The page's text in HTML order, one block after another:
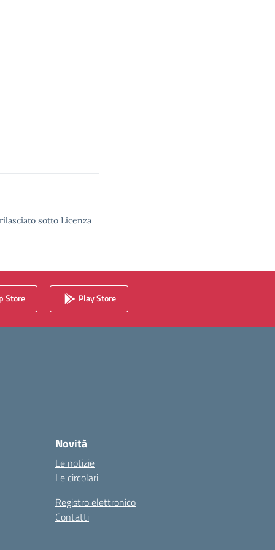
sotto Licenza
Store Play Store
Novità
Le notizie
Le circolari
Registro elettronico
Contatti